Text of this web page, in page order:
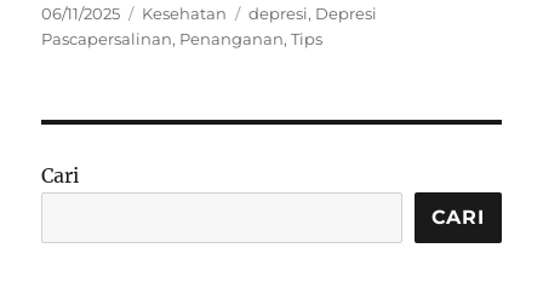
Posted
on
06/11/2025 Categories
Kesehatan Tags
depresi, Depresi
Pascapersalinan, Penanganan,Tips
Cari
CARI